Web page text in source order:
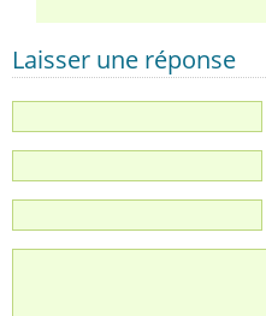
Laisser une réponse